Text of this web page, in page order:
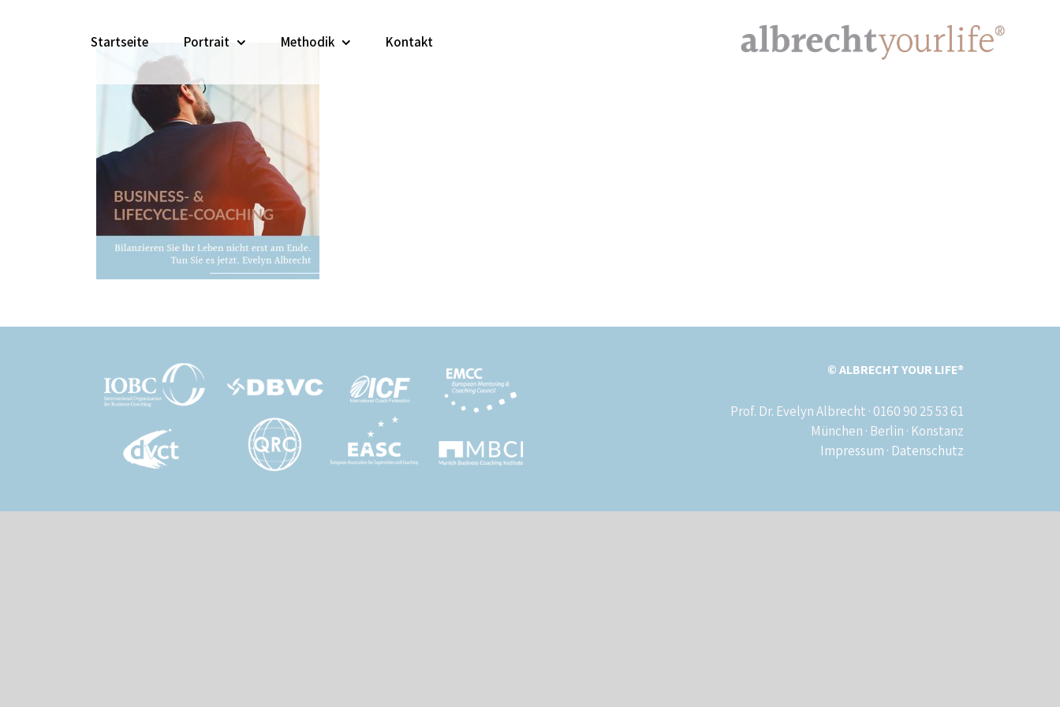
nach:
Startseite Portrait Methodik Kontakt
© ALBRECHT YOUR LIFE®
Prof. Dr. Evelyn Albrecht · 0160 90 25 53 61
München · Berlin · Konstanz
Impressum · Datenschutz